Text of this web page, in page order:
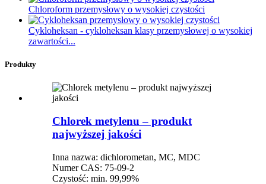
Chloroform przemysłowy o wysokiej czystości
Cykloheksan - cykloheksan klasy przemysłowej o wysokiej
zawartości...
Produkty
Chlorek metylenu – produkt
najwyższej jakości
Inna nazwa: dichlorometan, MC, MDC
Numer CAS: 75-09-2
Czystość: min. 99,99%